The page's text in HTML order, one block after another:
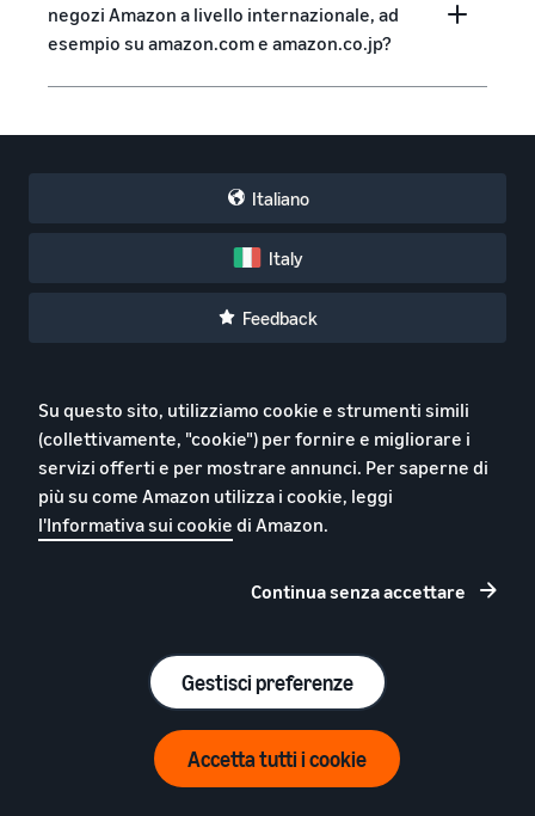
negozi Amazon a livello internazionale, ad
esempio su amazon.com e amazon.co.jp?
Italiano
Italy
Feedback
Vendi su Amazon
Guida per nuovi venditori
Amazon Business
Vendi in tutta Europa
Vendere libri su Amazon
Crea il tuo negozio online
Vendere telefoni cellulari
Gestisci gli ordini
Logistica di Amazon
Programma per la nuova
selezione
Europa
Gestione multicanale
Su questo sito, utilizziamo cookie e strumenti simili
(collettivamente, "cookie") per fornire e migliorare i
servizi offerti e per mostrare annunci. Per saperne di
più su come Amazon utilizza i cookie, leggi
l'Informativa sui cookie di Amazon.
Continua senza accettare
Gestisci preferenze
Accetta tutti i cookie